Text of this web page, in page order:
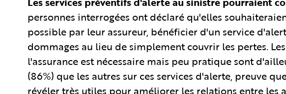
personnes interrogées ont déclaré qu'elles
possible par leur assureur, bénéficier d'un service
dommages au lieu de simplement couvrir les pertes.
l'assurance est nécessaire mais peu pratique sont
(86%) que les autres sur ces services d'alerte, preuve
révéler très utiles pour améliorer les relations entre les